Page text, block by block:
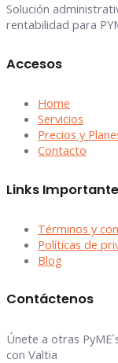
Solución
rentabilidad para
Accesos
Home
Servicios
Precios y
Contacto
Links
Términos y
Políticas de
Blog
Contáctenos
Únete a otras
con Valtia